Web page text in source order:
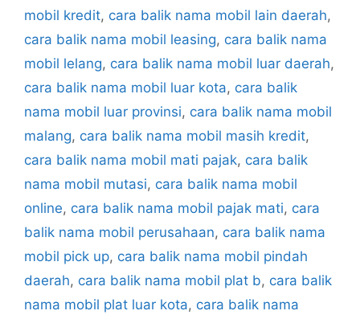
mobil kredit, cara balik nama mobil lain daerah,
cara balik nama mobil leasing, cara balik nama
mobil lelang, cara balik nama mobil luar daerah,
cara balik nama mobil luar kota, cara balik
nama mobil luar provinsi, cara balik nama mobil
malang, cara balik nama mobil masih kredit,
cara balik nama mobil mati pajak, cara balik
nama mobil mutasi, cara balik nama mobil
online, cara balik nama mobil pajak mati, cara
balik nama mobil perusahaan, cara balik nama
mobil pick up, cara balik nama mobil pindah
daerah, cara balik nama mobil plat b, cara balik
nama mobil plat luar kota, cara balik nama